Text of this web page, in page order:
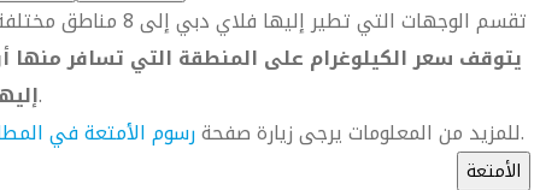
تقسم الوجهات التي تطير إليها فلاي دبي إلى 8 مناطق مختلفة.
يتوقف سعر الكيلوغرام على المنطقة التي تسافر منها
.
للمزيد من المعلومات يرجى زيارة صفحةرسوم الأمتعة في .
الأمتعة